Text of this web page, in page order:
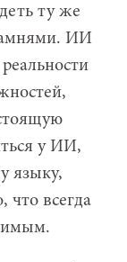
ту же
ИИ
у ИИ,
языку,
что всегда